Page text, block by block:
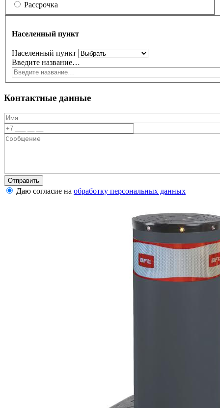
Рассрочка
Населенный пункт
Населенный пункт
Введите название…
Контактные данные
Даю согласие на обработку персональных данных